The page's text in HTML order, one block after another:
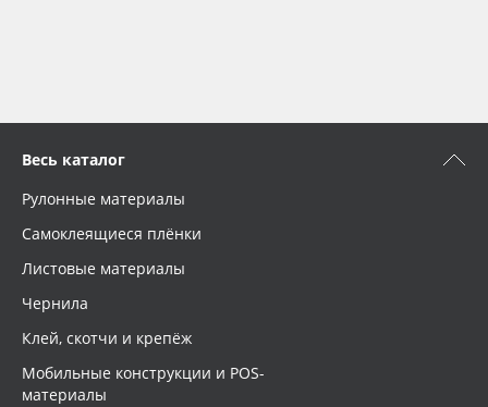
Весь каталог
Рулонные материалы
Самоклеящиеся плёнки
Листовые материалы
Чернила
Клей, скотчи и крепёж
Мобильные конструкции и POS-
материалы